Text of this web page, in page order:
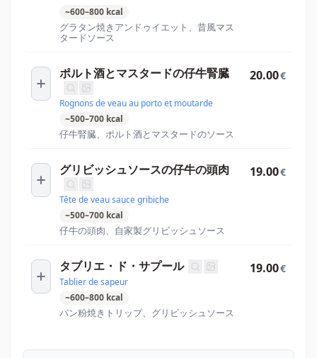
~600–800 kcal
グラタン焼きアンドゥイエット、昔風マス
タードソース
ポルト酒とマスタードの仔牛腎臓
Rognons de veau au porto et moutarde
~500–700 kcal
仔牛腎臓、ポルト酒とマスタードのソース
20.00€
グリビッシュソースの仔牛の頭肉
Tête de veau sauce gribiche
~500–700 kcal
仔牛の頭肉、自家製グリビッシュソース
19.00€
タブリエ・ド・サプール
Tablier de sapeur
~600–800 kcal
パン粉焼きトリップ、グリビッシュソース
19.00€